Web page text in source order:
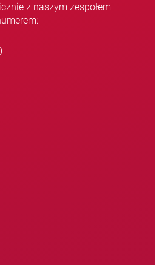
z naszym zespołem